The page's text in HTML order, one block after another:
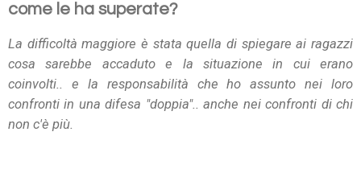
come le ha superate?
La difficoltà maggiore è stata quella di spiegare ai ragazzi
cosa sarebbe accaduto e la situazione in cui erano
coinvolti.. e la responsabilità che ho assunto nei loro
confronti in una difesa "doppia".. anche nei confronti di chi
non c'è più.